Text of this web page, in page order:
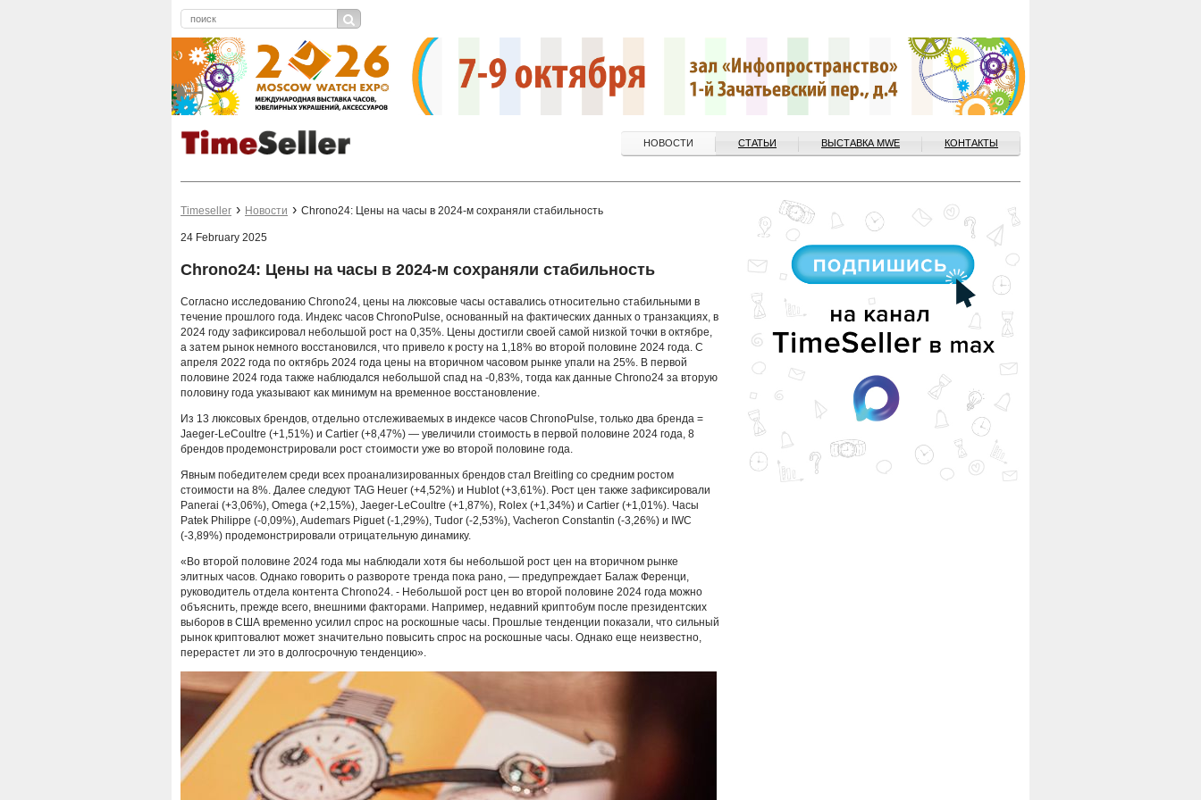
НОВОСТИ СТАТЬИ ВЫСТАВКА MWE КОНТАКТЫ
Timeseller Новости Chrono24: Цены на часы в 2024-м сохраняли стабильность
24 February 2025
Chrono24: Цены на часы в 2024-м сохраняли стабильность
Согласно исследованию Chrono24, цены на люксовые часы оставались относительно стабильными в
течение прошлого года. Индекс часов ChronoPulse, основанный на фактических данных о транзакциях, в
2024 году зафиксировал небольшой рост на 0,35%. Цены достигли своей самой низкой точки в октябре,
а затем рынок немного восстановился, что привело к росту на 1,18% во второй половине 2024 года. С
апреля 2022 года по октябрь 2024 года цены на вторичном часовом рынке упали на 25%. В первой
половине 2024 года также наблюдался небольшой спад на -0,83%, тогда как данные Chrono24 за вторую
половину года указывают как минимум на временное восстановление.
Из 13 люксовых брендов, отдельно отслеживаемых в индексе часов ChronoPulse, только два бренда =
Jaeger-LeCoultre (+1,51%) и Cartier (+8,47%) — увеличили стоимость в первой половине 2024 года, 8
брендов продемонстрировали рост стоимости уже во второй половине года.
Явным победителем среди всех проанализированных брендов стал Breitling со средним ростом
стоимости на 8%. Далее следуют TAG Heuer (+4,52%) и Hublot (+3,61%). Рост цен также зафиксировали
Panerai (+3,06%), Omega (+2,15%), Jaeger-LeCoultre (+1,87%), Rolex (+1,34%) и Cartier (+1,01%). Часы
Patek Philippe (-0,09%), Audemars Piguet (-1,29%), Tudor (-2,53%), Vacheron Constantin (-3,26%) и IWC
(-3,89%) продемонстрировали отрицательную динамику.
«Во второй половине 2024 года мы наблюдали хотя бы небольшой рост цен на вторичном рынке
элитных часов. Однако говорить о развороте тренда пока рано, — предупреждает Балаж Ференци,
руководитель отдела контента Chrono24. - Небольшой рост цен во второй половине 2024 года можно
объяснить, прежде всего, внешними факторами. Например, недавний криптобум после президентских
выборов в США временно усилил спрос на роскошные часы. Прошлые тенденции показали, что сильный
рынок криптовалют может значительно повысить спрос на роскошные часы. Однако еще неизвестно,
перерастет ли это в долгосрочную тенденцию».